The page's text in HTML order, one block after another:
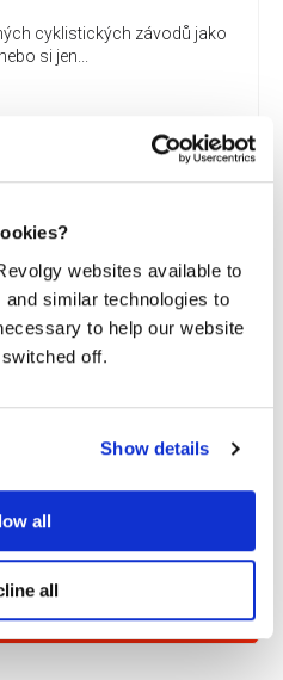
websites available to
similar technologies to
to help our website
off.
Show details
all
all
cyklistických závodů jako
si jen...
ať vám nic neuteče.
time. For more information
Policy.
& Cookie Policy